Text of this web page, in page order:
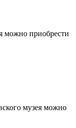
можно приобрести
музея можно